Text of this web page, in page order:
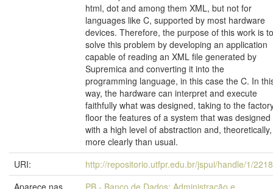
html, dot and among them XML, but not for
languages like C, supported by most hardware
devices. Therefore, the purpose of this work is to
solve this problem by developing an application
capable of reading an XML file generated by
Supremica and converting it into the
programming language, in this case the C. In
way, the hardware can interpret and execute
faithfully what was designed, taking to the
floor the features of a system that was designed
with a high level of abstraction and, theoretically,
more clearly than usual.
URI:
http://repositorio.utfpr.edu.br/jspui/handle/1/
Aparece nas
PB - Banco de Dados: Administração e